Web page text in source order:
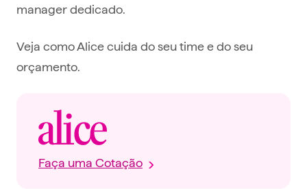
manager dedicado.
Veja como Alice cuida do seu time e do seu
orçamento.
Faça uma Cotação